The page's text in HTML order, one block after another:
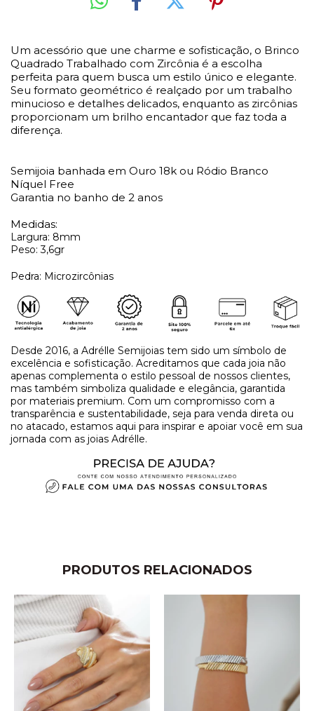
Um acessório que une charme e sofisticação, o Brinco
Quadrado Trabalhado com Zircônia é a escolha
perfeita para quem busca um estilo único e elegante.
Seu formato geométrico é realçado por um trabalho
minucioso e detalhes delicados, enquanto as zircônias
proporcionam um brilho encantador que faz toda a
diferença.
Semijoia banhada em Ouro 18k ou Ródio Branco
Níquel Free
Garantia no banho de 2 anos
Medidas:
Largura: 8mm
Peso: 3,6gr
Pedra: Microzircônias
Desde 2016, a Adrélle Semijoias tem sido um símbolo de
excelência e sofisticação. Acreditamos que cada joia não
apenas complementa o estilo pessoal de nossos clientes,
mas também simboliza qualidade e elegância, garantida
por materiais premium. Com um compromisso com a
transparência e sustentabilidade, seja para venda direta ou
no atacado, estamos aqui para inspirar e apoiar você em sua
jornada com as joias Adrélle.
PRODUTOS RELACIONADOS